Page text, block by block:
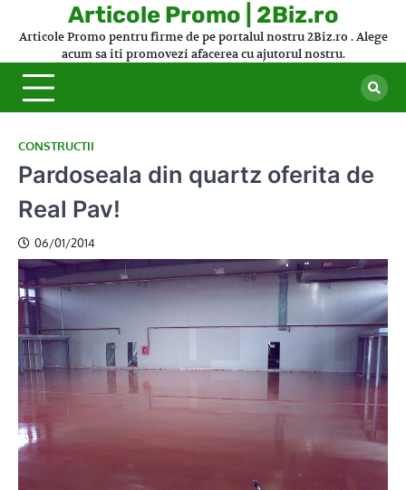
Articole Promo | 2Biz.ro
Articole Promo pentru firme de pe portalul nostru 2Biz.ro . Alege
acum sa iti promovezi afacerea cu ajutorul nostru.
CONSTRUCTII
Pardoseala din quartz oferita de
Real Pav!
06/01/2014